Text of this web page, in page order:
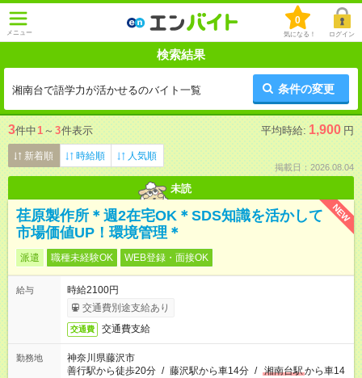
メニュー
0
気になる！ ログイン
検索結果
湘南台で語学力が活かせるのバイト一覧 条件の変更
3件中1 ～ 3件表示 平均時給: 1,900 円
新着順 時給順 人気順
掲載日：2026.08.04
未読
NEW
荏原製作所＊週2在宅OK＊SDS知識を活かして
市場価値UP！環境管理＊
派遣 職種未経験OK WEB登録・面接OK
給与
時給2100円
交通費別途支給あり
交通費 交通費支給
勤務地
神奈川県藤沢市
善行駅から徒歩20分 / 藤沢駅から車14分 / 湘南台駅から車14